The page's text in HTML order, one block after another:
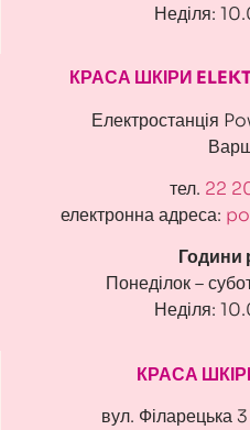
Неділя:
КРАСА ШКІРИ
Електростанція
тел. 22
електронна адреса:
Години
Понеділок –
Неділя:
КРАСА
вул. Філарецька